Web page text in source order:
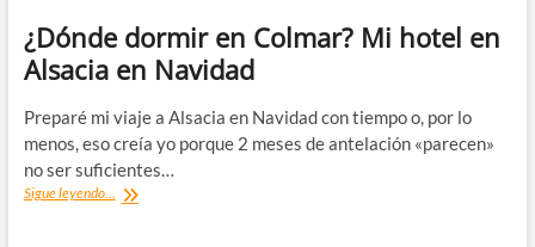
¿Dónde dormir en Colmar? Mi hotel en
Alsacia en Navidad
Preparé mi viaje a Alsacia en Navidad con tiempo o, por lo
menos, eso creía yo porque 2 meses de antelación «parecen»
no ser suficientes…
Sigue leyendo... ¿Dónde